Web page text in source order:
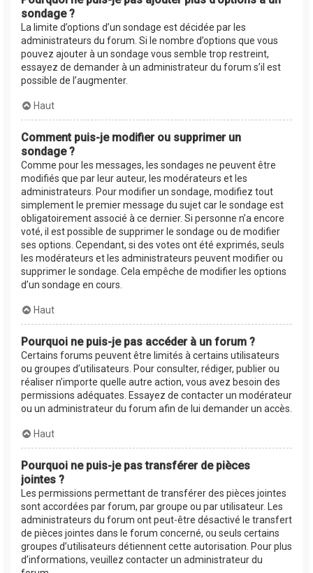
sondage ?
La limite d’options d’un sondage est décidée par les
administrateurs du forum. Si le nombre d’options que vous
pouvez ajouter à un sondage vous semble trop restreint,
essayez de demander à un administrateur du forum s’il est
possible de l’augmenter.
Haut
Comment puis-je modifier ou supprimer un
sondage ?
Comme pour les messages, les sondages ne peuvent être
modifiés que par leur auteur, les modérateurs et les
administrateurs. Pour modifier un sondage, modifiez tout
simplement le premier message du sujet car le sondage est
obligatoirement associé à ce dernier. Si personne n’a encore
voté, il est possible de supprimer le sondage ou de modifier
ses options. Cependant, si des votes ont été exprimés, seuls
les modérateurs et les administrateurs peuvent modifier ou
supprimer le sondage. Cela empêche de modifier les options
d’un sondage en cours.
Haut
Pourquoi ne puis-je pas accéder à un forum ?
Certains forums peuvent être limités à certains utilisateurs
ou groupes d’utilisateurs. Pour consulter, rédiger, publier ou
réaliser n’importe quelle autre action, vous avez besoin des
permissions adéquates. Essayez de contacter un modérateur
ou un administrateur du forum afin de lui demander un accès.
Haut
Pourquoi ne puis-je pas transférer de pièces
jointes ?
Les permissions permettant de transférer des pièces jointes
sont accordées par forum, par groupe ou par utilisateur. Les
administrateurs du forum ont peut-être désactivé le transfert
de pièces jointes dans le forum concerné, ou seuls certains
groupes d’utilisateurs détiennent cette autorisation. Pour plus
d’informations, veuillez contacter un administrateur du